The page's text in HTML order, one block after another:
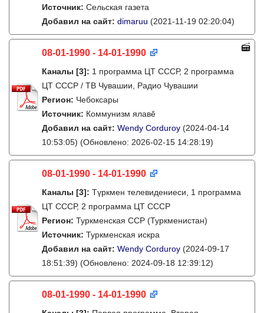
Источник: Сельская газета
Добавил на сайт: dimaruu (2021-11-19 02:20:04)
08-01-1990 - 14-01-1990
Каналы [3]: 1 программа ЦТ СССР, 2 программа
ЦТ СССР / ТВ Чувашии, Радио Чувашии
Регион: Чебоксары
Источник: Коммунизм ялавӗ
Добавил на сайт: Wendy Corduroy (2024-04-14
10:53:05) (Обновлено: 2026-02-15 14:28:19)
08-01-1990 - 14-01-1990
Каналы [3]: Түркмен телевидениеси, 1 программа
ЦТ СССР, 2 программа ЦТ СССР
Регион: Туркменская ССР (Туркменистан)
Источник: Туркменская искра
Добавил на сайт: Wendy Corduroy (2024-09-17
18:51:39) (Обновлено: 2024-09-18 12:39:12)
08-01-1990 - 14-01-1990